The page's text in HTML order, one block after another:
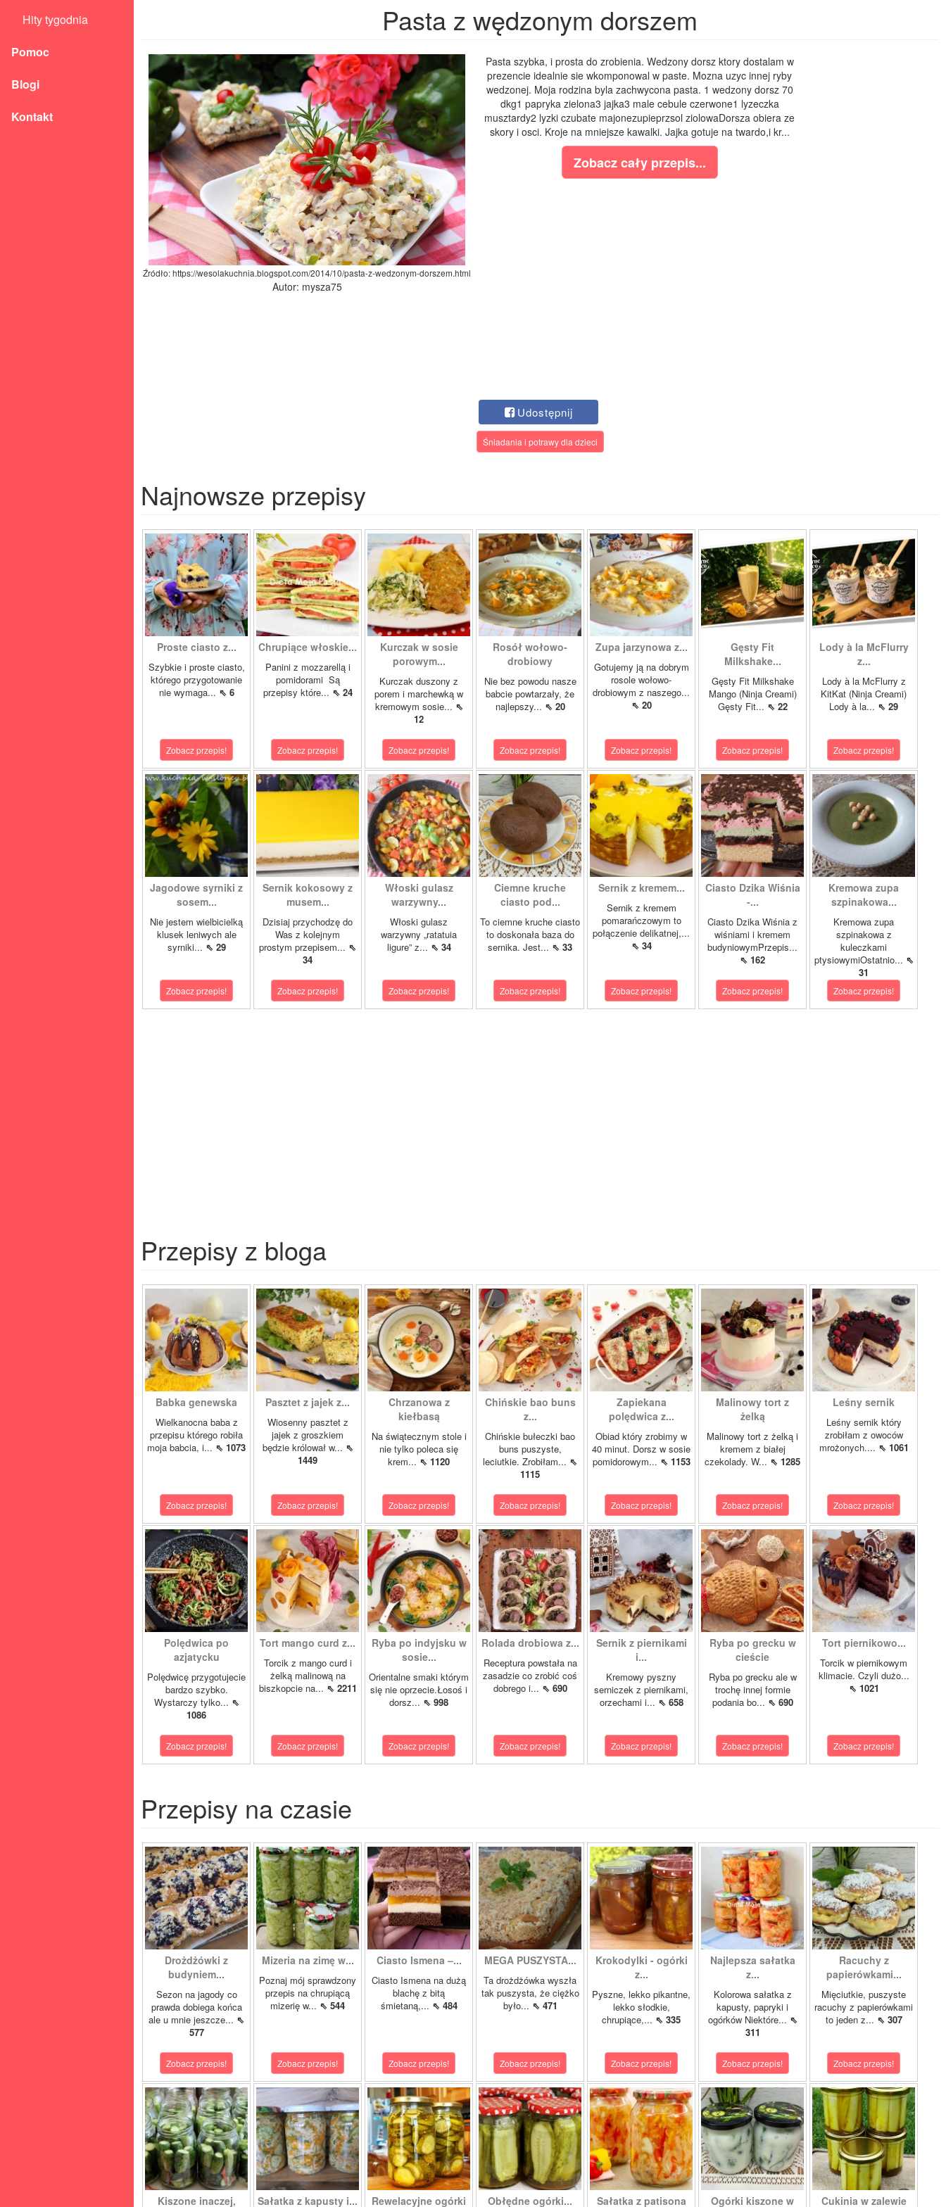
Hity tygodnia
Pomoc
Blogi
Kontakt
Pasta z wędzonym dorszem
Źródło: https://wesolakuchnia.blogspot.com/2014/10/pasta-z-wedzonym-dorszem.html
Autor: mysza75
Pasta szybka, i prosta do zrobienia. Wedzony dorsz ktory dostalam w
prezencie idealnie sie wkomponowal w paste. Mozna uzyc innej ryby
wedzonej. Moja rodzina byla zachwycona pasta. 1 wedzony dorsz 70
dkg1 papryka zielona3 jajka3 male cebule czerwone1 lyzeczka
musztardy2 lyzki czubate majonezupieprzsol ziolowaDorsza obiera ze
skory i osci. Kroje na mniejsze kawalki. Jajka gotuje na twardo,i kr...
Zobacz cały przepis...
Udostępnij
Śniadania i potrawy dla dzieci
Najnowsze przepisy
Proste ciasto z...
Szybkie i proste ciasto,
którego przygotowanie
nie wymaga... ⇖ 6
Zobacz przepis!
Chrupiące włoskie...
Panini z mozzarellą i
pomidorami Są
przepisy które... ⇖ 24
Zobacz przepis!
Kurczak w sosie
porowym...
Kurczak duszony z
porem i marchewką w
kremowym sosie... ⇖
12
Zobacz przepis!
Rosół wołowo-
drobiowy
Nie bez powodu nasze
babcie powtarzały, że
najlepszy... ⇖ 20
Zobacz przepis!
Zupa jarzynowa z...
Gotujemy ją na dobrym
rosole wołowo-
drobiowym z naszego...
⇖ 20
Zobacz przepis!
Gęsty Fit
Milkshake...
Gęsty Fit Milkshake
Mango (Ninja Creami)
Gęsty Fit... ⇖ 22
Zobacz przepis!
Lody à la McFlurry
z...
Lody à la McFlurry z
KitKat (Ninja Creami)
Lody à la... ⇖ 29
Zobacz przepis!
Jagodowe syrniki z
sosem...
Nie jestem wielbicielką
klusek leniwych ale
syrniki... ⇖ 29
Zobacz przepis!
Sernik kokosowy z
musem...
Dzisiaj przychodzę do
Was z kolejnym
prostym przepisem... ⇖
34
Zobacz przepis!
Włoski gulasz
warzywny...
Włoski gulasz
warzywny „ratatuia
ligure” z... ⇖ 34
Zobacz przepis!
Ciemne kruche
ciasto pod...
To ciemne kruche ciasto
to doskonała baza do
sernika. Jest... ⇖ 33
Zobacz przepis!
Sernik z kremem...
Sernik z kremem
pomarańczowym to
połączenie delikatnej,...
⇖ 34
Zobacz przepis!
Ciasto Dzika Wiśnia
-...
Ciasto Dzika Wiśnia z
wiśniami i kremem
budyniowymPrzepis...
⇖ 162
Zobacz przepis!
Kremowa zupa
szpinakowa...
Kremowa zupa
szpinakowa z
kuleczkami
ptysiowymiOstatnio... ⇖
31
Zobacz przepis!
Przepisy z bloga
Babka genewska
Wielkanocna baba z
przepisu którego robiła
moja babcia, i... ⇖ 1073
Zobacz przepis!
Pasztet z jajek z...
Wiosenny pasztet z
jajek z groszkiem
będzie królował w... ⇖
1449
Zobacz przepis!
Chrzanowa z
kiełbasą
Na świątecznym stole i
nie tylko poleca się
krem... ⇖ 1120
Zobacz przepis!
Chińskie bao buns
z...
Chińskie bułeczki bao
buns puszyste,
leciutkie. Zrobiłam... ⇖
1115
Zobacz przepis!
Zapiekana
polędwica z...
Obiad który zrobimy w
40 minut. Dorsz w sosie
pomidorowym... ⇖ 1153
Zobacz przepis!
Malinowy tort z
żelką
Malinowy tort z żelką i
kremem z białej
czekolady. W... ⇖ 1285
Zobacz przepis!
Leśny sernik
Leśny sernik który
zrobiłam z owoców
mrożonych.... ⇖ 1061
Zobacz przepis!
Polędwica po
azjatycku
Polędwicę przygotujecie
bardzo szybko.
Wystarczy tylko... ⇖
1086
Zobacz przepis!
Tort mango curd z...
Torcik z mango curd i
żelką malinową na
biszkopcie na... ⇖ 2211
Zobacz przepis!
Ryba po indyjsku w
sosie...
Orientalne smaki którym
się nie oprzecie.Łosoś i
dorsz... ⇖ 998
Zobacz przepis!
Rolada drobiowa z...
Receptura powstała na
zasadzie co zrobić coś
dobrego i... ⇖ 690
Zobacz przepis!
Sernik z piernikami
i...
Kremowy pyszny
serniczek z piernikami,
orzechami i... ⇖ 658
Zobacz przepis!
Ryba po grecku w
cieście
Ryba po grecku ale w
trochę innej formie
podania bo... ⇖ 690
Zobacz przepis!
Tort piernikowo...
Torcik w piernikowym
klimacie. Czyli dużo...
⇖ 1021
Zobacz przepis!
Przepisy na czasie
Drożdżówki z
budyniem...
Sezon na jagody co
prawda dobiega końca
ale u mnie jeszcze... ⇖
577
Zobacz przepis!
Mizeria na zimę w...
Poznaj mój sprawdzony
przepis na chrupiącą
mizerię w... ⇖ 544
Zobacz przepis!
Ciasto Ismena –...
Ciasto Ismena na dużą
blachę z bitą
śmietaną,... ⇖ 484
Zobacz przepis!
MEGA PUSZYSTA...
Ta drożdżówka wyszła
tak puszysta, że ciężko
było... ⇖ 471
Zobacz przepis!
Krokodylki - ogórki
z...
Pyszne, lekko pikantne,
lekko słodkie,
chrupiące,... ⇖ 335
Zobacz przepis!
Najlepsza sałatka
z...
Kolorowa sałatka z
kapusty, papryki i
ogórków Niektóre... ⇖
311
Zobacz przepis!
Racuchy z
papierówkami...
Mięciutkie, puszyste
racuchy z papierówkami
to jeden z... ⇖ 307
Zobacz przepis!
Kiszone inaczej, Sałatka z kapusty i... Rewelacyjne ogórki Obłędne ogórki... Sałatka z patisona Ogórki kiszone w Cukinia w zalewie